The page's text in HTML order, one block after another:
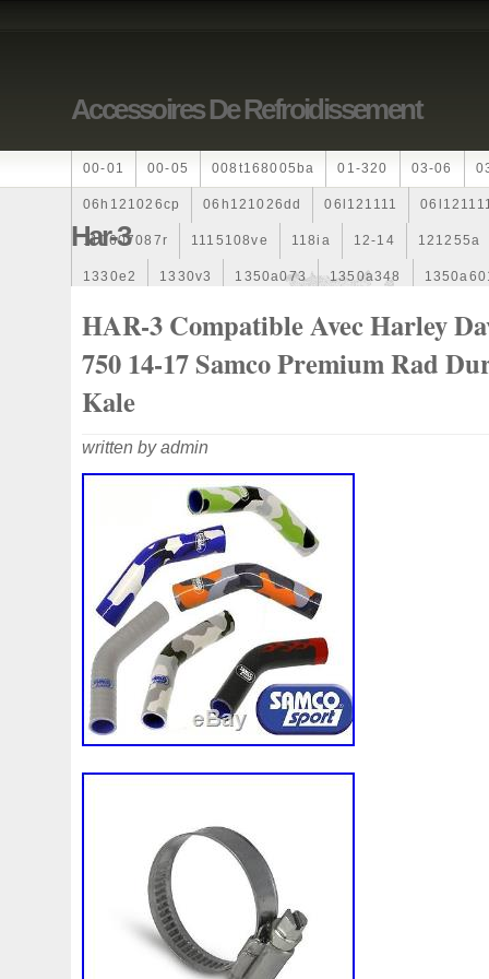
Accessoires De Refroidissement
00-01 00-05 008t168005ba 01-320 03-06
06h121026cp 06h121026dd 06l121111
110607087r 1115108ve 118ia 12-14 121255a
1330e2 1330v3 1350a073 1350a348
1k0121205 1k0121205ab
1k0121207t
1k0955453s 1k0959455ap
1s1816103 2-Rangée
210103417r 21060g2401 21060t5670
214100052r 214104822r 214104eb0b
214108535r 214108706r
214812415r 214814342r 214814ea0a
214818h83a 214819674r 21481bm410
215592894r 220928kh13a0000038
253801w910 253802h600
253860l250 253862c000
2gm955448c 2m413m4y07
30si 318i 320i
Har-3
HAR-3 Compatible Avec Harley
750 14-17 Samco Premium Rad
Kale
written by admin